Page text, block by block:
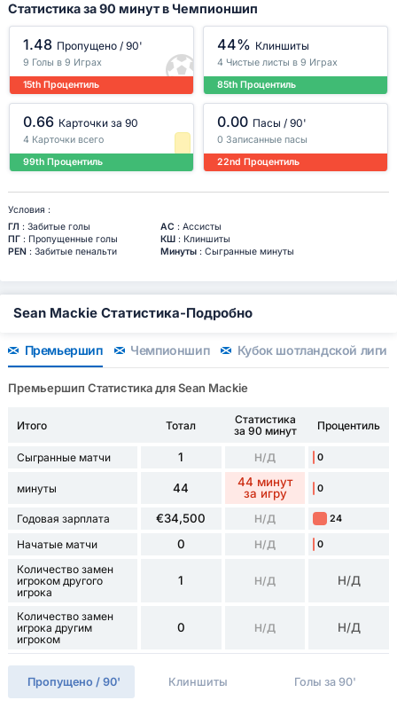
Статистика за 90 минут в Чемпионшип
1.48 Пропущено / 90'
9 Голы в 9 Играх
15th Процентиль
44% Клиншиты
4 Чистые листы в 9 Играх
85th Процентиль
0.66 Карточки за 90
4 Карточки всего
99th Процентиль
0.00 Пасы / 90'
0 Записанные пасы
22nd Процентиль
Условия :
ГЛ : Забитые голы АС : Ассисты
ПГ: Пропущенные голы КШ: Клиншиты
PEN : Забитые пенальти Минуты: Сыгранные минуты
Sean Mackie Статистика-Подробно
Премьершип Чемпионшип Кубок шотландской лиги
Премьершип Статистика для Sean Mackie
Итого Тотал
Статистика
за 90 минут
Процентиль
Сыгранные матчи 1 Н/Д 0
минуты 44
44 минут
за игру
0
Годовая зарплата €34,500 Н/Д 24
Начатые матчи 0 Н/Д 0
Количество замен
игроком другого
игрока
1 Н/Д Н/Д
Количество замен
игрока другим
игроком
0 Н/Д Н/Д
Пропущено / 90' Клиншиты Голы за 90'